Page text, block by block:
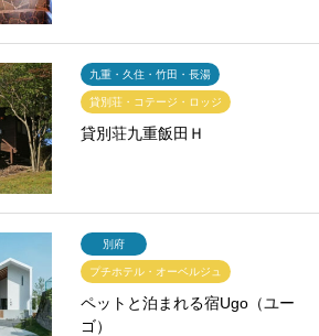
九重・久住・竹田・長湯
貸別荘・コテージ・ロッジ
貸別荘九重飯田Ｈ
別府
プチホテル・オーベルジュ
ペットと泊まれる宿Ugo（ユー
ゴ）